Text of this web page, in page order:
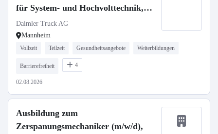
für System- und Hochvolttechnik,
Daimler Truck AG
Daimler Truck AG
Mannheim
Vollzeit Teilzeit Gesundheitsangebote Weiterbildungen
Barrierefreiheit 4
02.08.2026
Ausbildung zum
Zerspanungsmechaniker (m/w/d),